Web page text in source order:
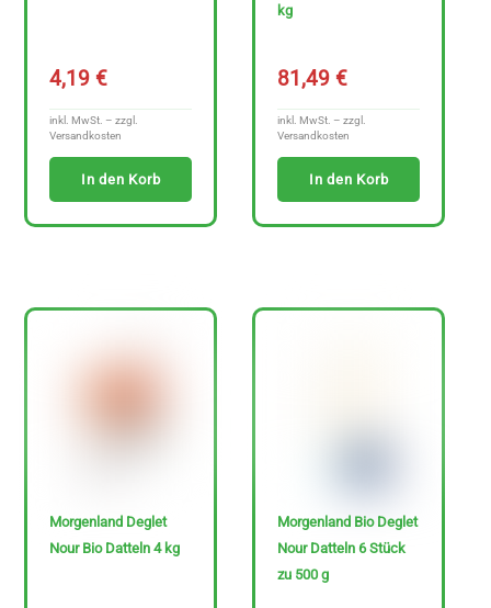
4,19€
inkl. MwSt. – zzgl.
Versandkosten
In den Korb
kg
81,49€
inkl. MwSt. – zzgl.
Versandkosten
In den Korb
Morgenland Deglet
Nour Bio Datteln 4 kg
Morgenland Bio Deglet
Nour Datteln 6 Stück
zu 500 g